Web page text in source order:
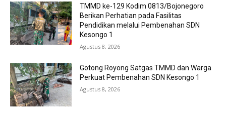
TMMD ke-129 Kodim 0813/Bojonegoro
Berikan Perhatian pada Fasilitas
Pendidikan melalui Pembenahan SDN
Kesongo 1
Agustus 8, 2026
Gotong Royong Satgas TMMD dan Warga
Perkuat Pembenahan SDN Kesongo 1
Agustus 8, 2026